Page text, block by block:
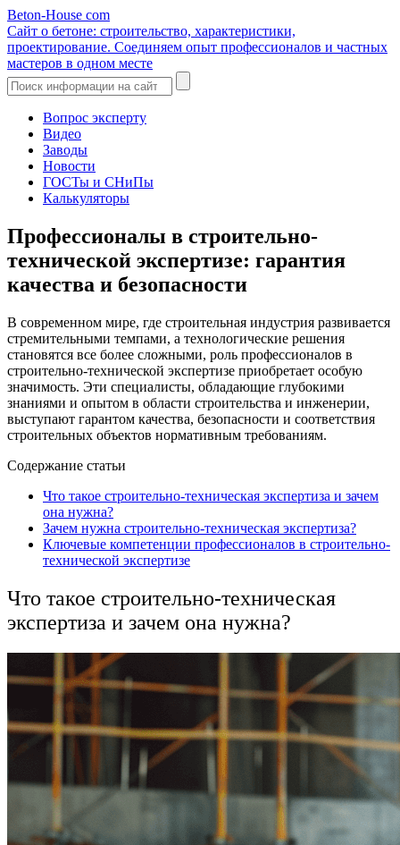
Beton-House com
Сайт о бетоне: строительство, характеристики,
проектирование. Соединяем опыт профессионалов и частных
мастеров в одном месте
Вопрос эксперту
Видео
Заводы
Новости
ГОСТы и СНиПы
Калькуляторы
Профессионалы в строительно-
технической экспертизе: гарантия
качества и безопасности
В современном мире, где строительная индустрия развивается
стремительными темпами, а технологические решения
становятся все более сложными, роль профессионалов в
строительно-технической экспертизе приобретает особую
значимость. Эти специалисты, обладающие глубокими
знаниями и опытом в области строительства и инженерии,
выступают гарантом качества, безопасности и соответствия
строительных объектов нормативным требованиям.
Содержание статьи
Что такое строительно-техническая экспертиза и зачем
она нужна?
Зачем нужна строительно-техническая экспертиза?
Ключевые компетенции профессионалов в строительно-
технической экспертизе
Что такое строительно-техническая
экспертиза и зачем она нужна?